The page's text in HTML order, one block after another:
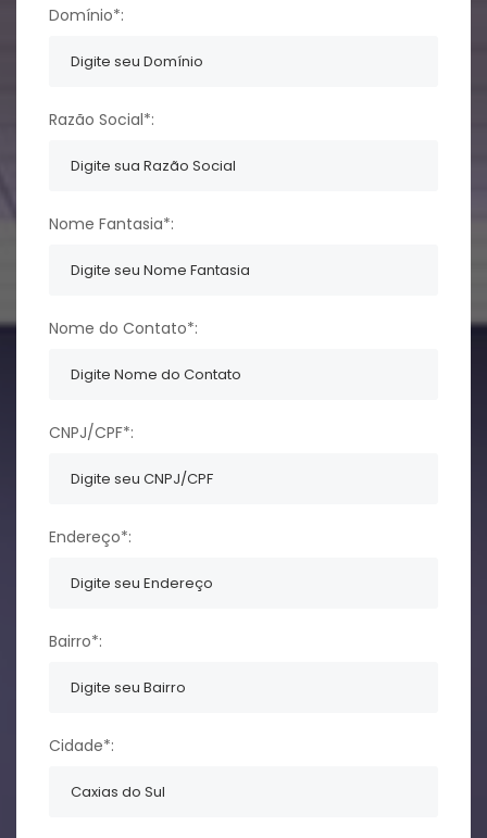
Domínio*:
Razão Social*:
Nome Fantasia*:
Nome do Contato*:
CNPJ/CPF*:
Endereço*:
Bairro*:
Cidade*: